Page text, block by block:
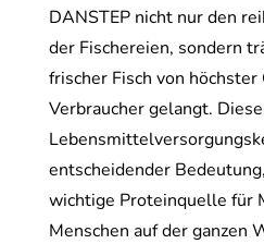
DANSTEP nicht nur den
der Fischereien, sondern
frischer Fisch von
Verbraucher gelangt.
entscheidender
wichtige Proteinquelle für
Menschen auf der ganzen